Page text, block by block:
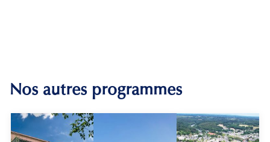
Nos autres programmes